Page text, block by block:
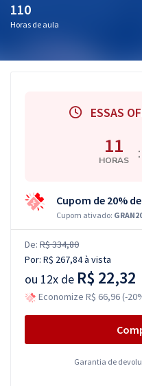
Questões grátis
110
Horas de aula
ESSAS
11
HORAS :
Cupom de 20%
Cupom ativado:
De: R$ 334,80
Por: R$ 267,84à vista
ou 12x de R$ 22,32
Economize R$ 66,96 (-
Garantia de